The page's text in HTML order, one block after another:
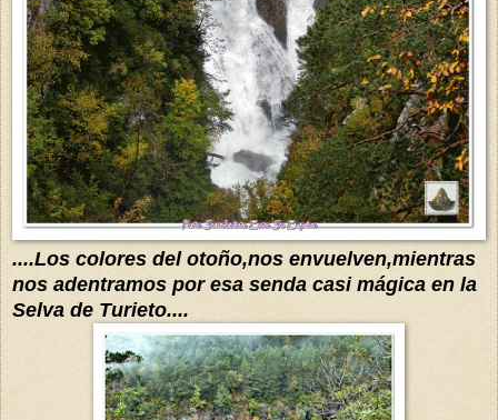
....Los colores del otoño,nos envuelven,mientras
nos adentramos por esa senda casi mágica en la
Selva de Turieto....